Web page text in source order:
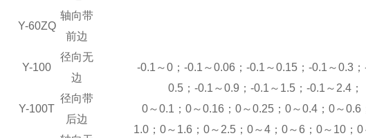
-0.1～0；-0.1～0.06；-0.1～0.15；-0.1～0.3；
0.5；-0.1～0.9；-0.1～1.5；-0.1～2.4；
0～0.1；0～0.16；0～0.25；0～0.4；0～0.6
1.0；0～1.6；0～2.5；0～4；0～6；0～10；0
Y-60ZQ
轴向带
前边
Y-100
径向无
边
Y-100T
径向带
后边